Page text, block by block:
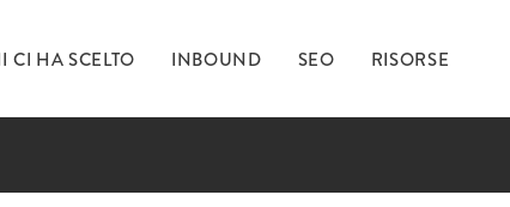
CI HA SCELTO INBOUND SEO RISORSE